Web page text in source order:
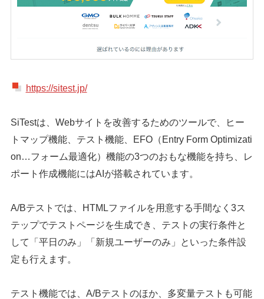
https://sitest.jp/
SiTestは、Webサイトを改善するためのツールで、ヒー
トマップ機能、テスト機能、EFO（Entry Form Optimizati
on…フォーム最適化）機能の3つのおもな機能を持ち、レ
ポート作成機能にはAIが搭載されています。
A/Bテストでは、HTMLファイルを用意する手間なく3ス
テップでテストページを生成でき、テストの実行条件と
して「平日のみ」「新規ユーザーのみ」といった条件設
定も行えます。
テスト機能では、A/Bテストのほか、多変量テストも可能